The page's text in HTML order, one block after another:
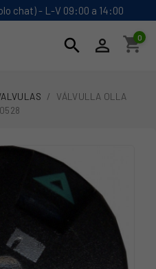
chat) - L-V 09:00 a 14:00
search  shopping_cart
0
VÁLVULLA OLLA